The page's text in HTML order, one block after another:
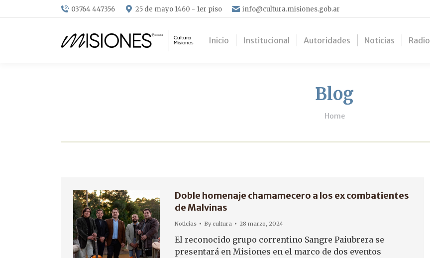
03764 447356 25 de mayo 1460 - 1er piso info@cultura.misiones.gob.ar
Inicio Institucional Autoridades Noticias Radio
Blog
You are here:
Home
Doble homenaje chamamecero a los ex combatientes
de Malvinas
Noticias Bycultura 28 marzo, 2024
El reconocido grupo correntino Sangre Paiubrera se
presentará en Misiones en el marco de dos eventos